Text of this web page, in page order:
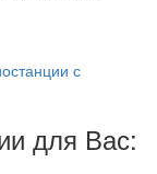
с
для Вас: